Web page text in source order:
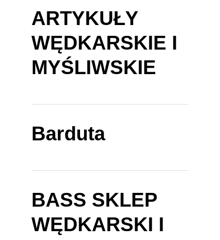
ARTYKUŁY
WĘDKARSKIE I
MYŚLIWSKIE
Barduta
BASS SKLEP
WĘDKARSKI I